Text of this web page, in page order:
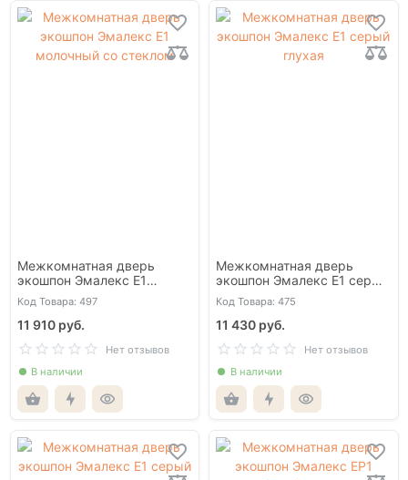
Межкомнатная дверь
экошпон Эмалекс Е1
молочный со стеклом
Код Товара: 497
11 910 руб.
Нет отзывов
В наличии
Межкомнатная дверь
экошпон Эмалекс Е1 серый
глухая
Код Товара: 475
11 430 руб.
Нет отзывов
В наличии